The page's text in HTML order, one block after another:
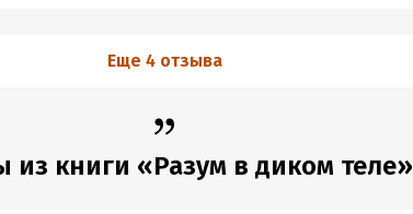
Еще 4 отзыва
из книги «Разум в диком теле»